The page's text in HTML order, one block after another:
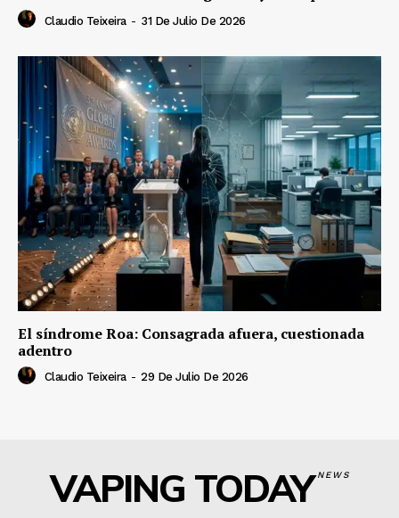
Claudio Teixeira - 31 De Julio De 2026
El síndrome Roa: Consagrada afuera, cuestionada
adentro
Claudio Teixeira - 29 De Julio De 2026
VAPING TODAYNEWS